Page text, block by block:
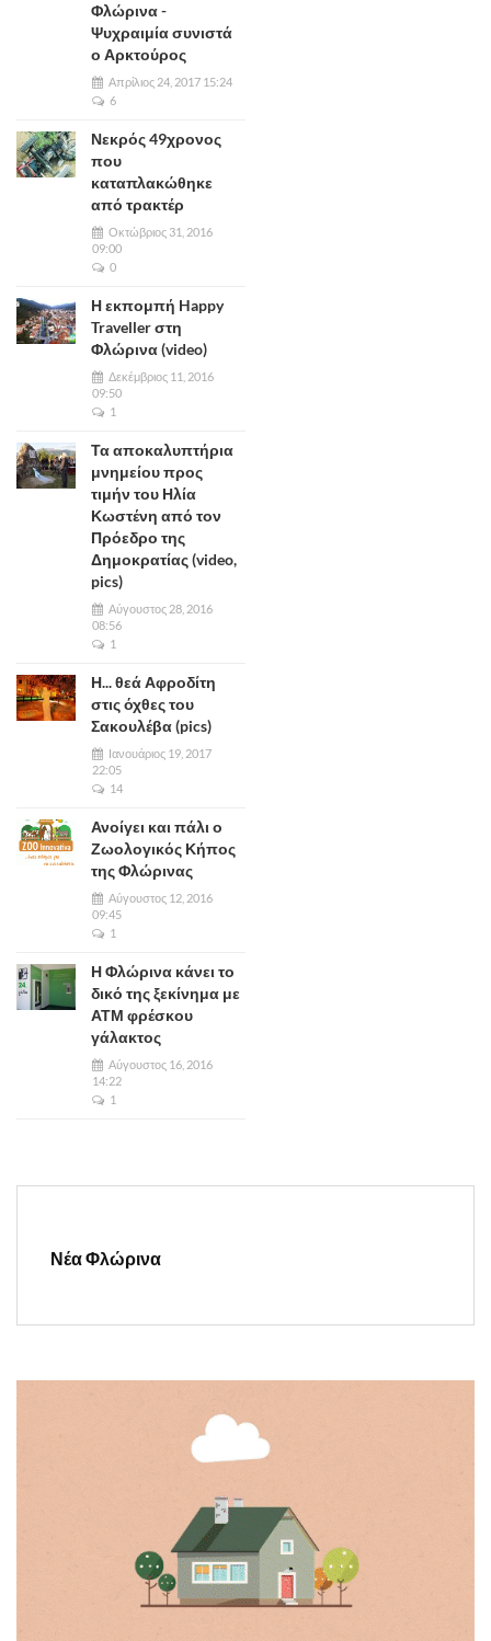
Φλώρινα -
Ψυχραιμία συνιστά
ο Αρκτούρος
Απρίλιος 24, 2017 15:24
6
Νεκρός 49χρονος
που
καταπλακώθηκε
από τρακτέρ
Οκτώβριος 31, 2016
09:00
0
Η εκπομπή Happy
Traveller στη
Φλώρινα (video)
Δεκέμβριος 11, 2016
09:50
1
Τα αποκαλυπτήρια
μνημείου προς
τιμήν του Ηλία
Κωστένη από τον
Πρόεδρο της
Δημοκρατίας (video,
pics)
Αύγουστος 28, 2016
08:56
1
Η... θεά Αφροδίτη
στις όχθες του
Σακουλέβα (pics)
Ιανουάριος 19, 2017
22:05
14
Ανοίγει και πάλι ο
Ζωολογικός Κήπος
της Φλώρινας
Αύγουστος 12, 2016
09:45
1
Η Φλώρινα κάνει το
δικό της ξεκίνημα με
ΑΤΜ φρέσκου
γάλακτος
Αύγουστος 16, 2016
14:22
1
Νέα Φλώρινα